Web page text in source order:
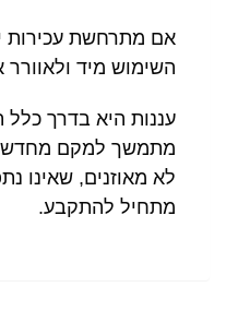
אם מתרחשת עכירות
השימוש מיד ולאוורר
עננות היא בדרך כלל
מתמשך למקם מחדש
לא מאוזנים, שאינו
מתחיל להתקבע.